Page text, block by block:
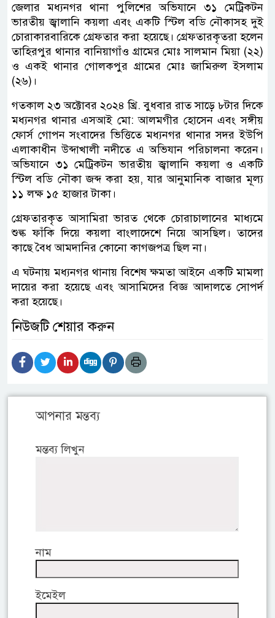
জেলার মধ্যনগর থানা পুলিশের অভিযানে ৩১ মেট্রিকটন
ভারতীয় জ্বালানি কয়লা এবং একটি স্টিল বডি নৌকাসহ দুই
চোরাকারবারিকে গ্রেফতার করা হয়েছে। গ্রেফতারকৃতরা হলেন
তাহিরপুর থানার বানিয়াগাঁও গ্রামের মোঃ সালমান মিয়া (২২)
ও একই থানার গোলকপুর গ্রামের মোঃ জামিরুল ইসলাম
(২৬)।
গতকাল ২৩ অক্টোবর ২০২৪ খ্রি. বুধবার রাত সাড়ে ৮টার দিকে
মধ্যনগর থানার এসআই মো: আলমগীর হোসেন এবং সঙ্গীয়
ফোর্স গোপন সংবাদের ভিত্তিতে মধ্যনগর থানার সদর ইউপি
এলাকাধীন উব্দাখালী নদীতে এ অভিযান পরিচালনা করেন।
অভিযানে ৩১ মেট্রিকটন ভারতীয় জ্বালানি কয়লা ও একটি
স্টিল বডি নৌকা জব্দ করা হয়, যার আনুমানিক বাজার মূল্য
১১ লক্ষ ১৫ হাজার টাকা।
গ্রেফতারকৃত আসামিরা ভারত থেকে চোরাচালানের মাধ্যমে
শুল্ক ফাঁকি দিয়ে কয়লা বাংলাদেশে নিয়ে আসছিল। তাদের
কাছে বৈধ আমদানির কোনো কাগজপত্র ছিল না।
এ ঘটনায় মধ্যনগর থানায় বিশেষ ক্ষমতা আইনে একটি মামলা
দায়ের করা হয়েছে এবং আসামিদের বিজ্ঞ আদালতে সোপর্দ
করা হয়েছে।
নিউজটি শেয়ার করুন
আপনার মন্তব্য
মন্তব্য লিখুন
নাম
ইমেইল